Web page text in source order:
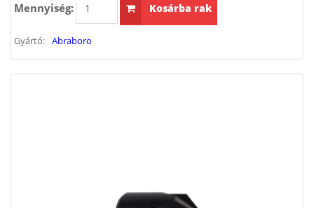
Mennyiség: Kosárba rak
Gyártó: Abraboro